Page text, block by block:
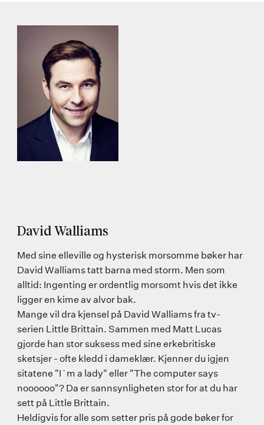
David Walliams
Med sine elleville og hysterisk morsomme bøker har
David Walliams tatt barna med storm. Men som
alltid: Ingenting er ordentlig morsomt hvis det ikke
ligger en kime av alvor bak.
Mange vil dra kjensel på David Walliams fra tv-
serien Little Brittain. Sammen med Matt Lucas
gjorde han stor suksess med sine erkebritiske
sketsjer - ofte kledd i dameklær. Kjenner du igjen
sitatene "I`m a lady" eller "The computer says
noooooo"? Da er sannsynligheten stor for at du har
sett på Little Brittain.
Heldigvis for alle som setter pris på gode bøker for